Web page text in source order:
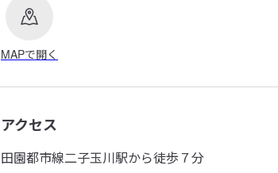
MAPで開く
アクセス
田園都市線二子玉川駅から徒歩７分